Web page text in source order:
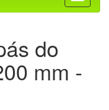
do
mm -